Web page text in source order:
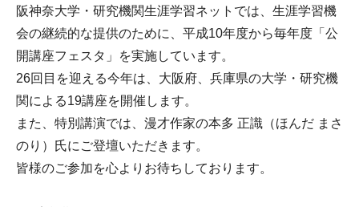
阪神奈大学・研究機関生涯学習ネットでは、生涯学習機
会の継続的な提供のために、平成10年度から毎年度「公
開講座フェスタ」を実施しています。
26回目を迎える今年は、大阪府、兵庫県の大学・研究機
関による19講座を開催します。
また、特別講演では、漫才作家の本多 正識（ほんだ まさ
のり）氏にご登壇いただきます。
皆様のご参加を心よりお待ちしております。